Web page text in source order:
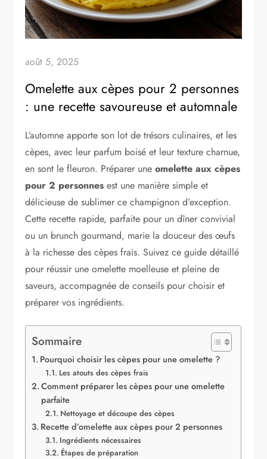
août 5, 2025
Omelette aux cèpes pour 2 personnes
: une recette savoureuse et automnale
L’automne apporte son lot de trésors culinaires, et les
cèpes, avec leur parfum boisé et leur texture charnue,
en sont le fleuron. Préparer uneomelette aux cèpes
pour 2 personnes est une manière simple et
délicieuse de sublimer ce champignon d’exception.
Cette recette rapide, parfaite pour un dîner convivial
ou un brunch gourmand, marie la douceur des œufs
à la richesse des cèpes frais. Suivez ce guide détaillé
pour réussir une omelette moelleuse et pleine de
saveurs, accompagnée de conseils pour choisir et
préparer vos ingrédients.
Sommaire
Pourquoi choisir les cèpes pour une omelette ?
Les atouts des cèpes frais
Comment préparer les cèpes pour une omelette
parfaite
Nettoyage et découpe des cèpes
Recette d’omelette aux cèpes pour 2 personnes
Ingrédients nécessaires
Étapes de préparation